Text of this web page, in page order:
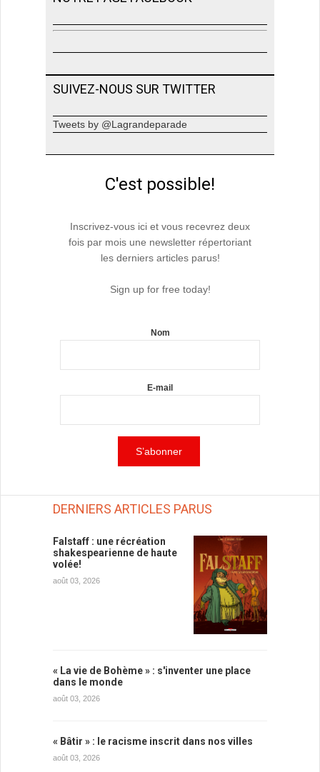
SUIVEZ-NOUS SUR TWITTER
Tweets by @Lagrandeparade
C'est possible!
Inscrivez-vous ici et vous recevrez deux
fois par mois une newsletter répertoriant
les derniers articles parus!
Sign up for free today!
Nom
E-mail
DERNIERS ARTICLES PARUS
Falstaff : une récréation
shakespearienne de haute
volée!
août 03, 2026
« La vie de Bohème » : s'inventer une place
dans le monde
août 03, 2026
« Bâtir » : le racisme inscrit dans nos villes
août 03, 2026